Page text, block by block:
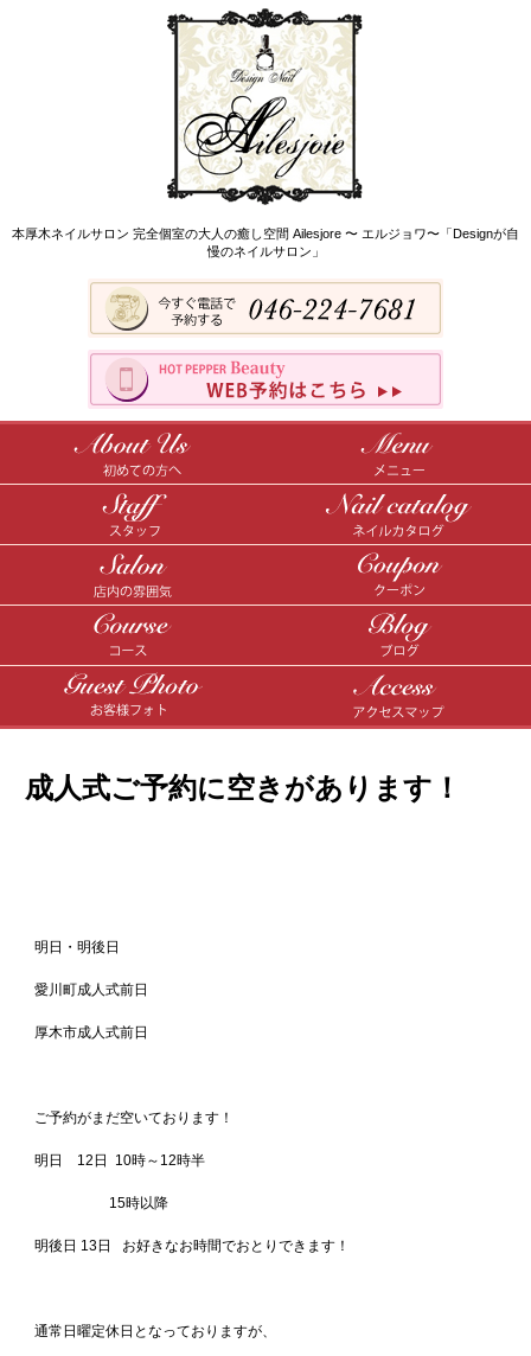
本厚木ネイルサロン 完全個室の大人の癒し空間 Ailesjore 〜 エルジョワ〜「Designが自
慢のネイルサロン」
成人式ご予約に空きがあります！
明日・明後日
愛川町成人式前日
厚木市成人式前日
ご予約がまだ空いております！
明日 12日 10時～12時半
15時以降
明後日 13日 お好きなお時間でおとりできます！
通常日曜定休日となっておりますが、